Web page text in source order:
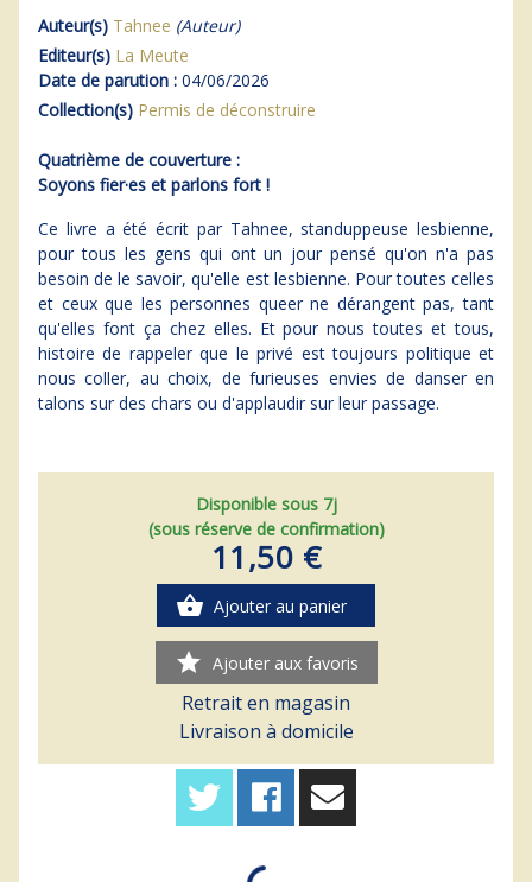
Auteur(s) Tahnee (Auteur)
Editeur(s) La Meute
Date de parution : 04/06/2026
Collection(s) Permis de déconstruire
Quatrième de couverture :
Soyons fier·es et parlons fort !
Ce livre a été écrit par Tahnee, standuppeuse lesbienne,
pour tous les gens qui ont un jour pensé qu'on n'a pas
besoin de le savoir, qu'elle est lesbienne. Pour toutes celles
et ceux que les personnes queer ne dérangent pas, tant
qu'elles font ça chez elles. Et pour nous toutes et tous,
histoire de rappeler que le privé est toujours politique et
nous coller, au choix, de furieuses envies de danser en
talons sur des chars ou d'applaudir sur leur passage.
Disponible sous 7j
(sous réserve de confirmation)
11,50 €
shopping_basket Ajouter au panier
star Ajouter aux favoris
Retrait en magasin
Livraison à domicile